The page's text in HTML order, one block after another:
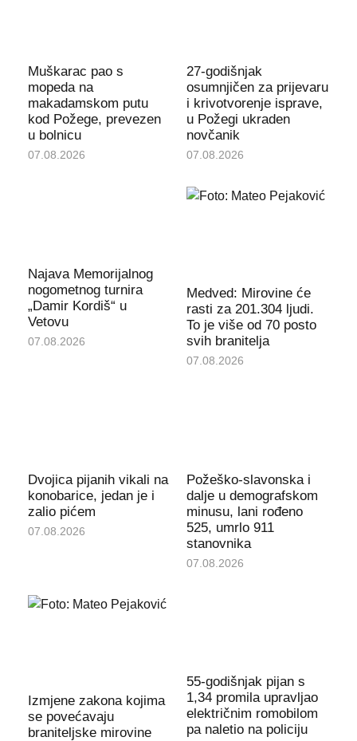
Muškarac pao s
mopeda na
makadamskom putu
kod Požege, prevezen
u bolnicu
07.08.2026
27-godišnjak
osumnjičen za prijevaru
i krivotvorenje isprave,
u Požegi ukraden
novčanik
07.08.2026
Najava Memorijalnog
nogometnog turnira
„Damir Kordiš“ u
Vetovu
07.08.2026
Medved: Mirovine će
rasti za 201.304 ljudi.
To je više od 70 posto
svih branitelja
07.08.2026
Dvojica pijanih vikali na
konobarice, jedan je i
zalio pićem
07.08.2026
Požeško-slavonska i
dalje u demografskom
minusu, lani rođeno
525, umrlo 911
stanovnika
07.08.2026
Izmjene zakona kojima
se povećavaju
braniteljske mirovine
55-godišnjak pijan s
1,34 promila upravljao
električnim romobilom
pa naletio na policiju